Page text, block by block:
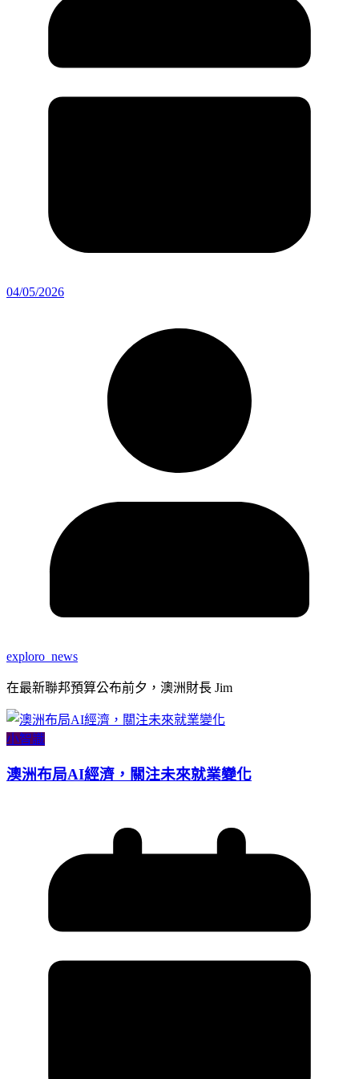
04/05/2026
exploro_news
在最新聯邦預算公布前夕，澳洲財長 Jim
小智識
澳洲布局AI經濟，關注未來就業變化